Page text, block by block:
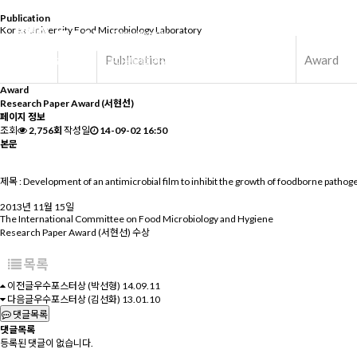
Publication
Korea UniversityFood Microbiology Laboratory
Publication Award
Award
Research Paper Award (서현선)
페이지 정보
조회
2,756회 작성일
14-09-02 16:50
본문
제목 : Development of an antimicrobial film to inhibit the growth of foodborne
2013년 11월 15일
The International Committee on Food Microbiology and Hygiene
Research Paper Award (서현선) 수상
목록
이전글우수포스터상 (박선형) 14.09.11
다음글우수포스터상 (김선화) 13.01.10
댓글목록
댓글목록
등록된 댓글이 없습니다.